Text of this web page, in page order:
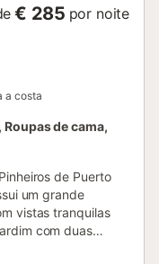
€ 285 por noite
a costa
de cama,
de Puerto
um grande
vistas tranquilas
com duas